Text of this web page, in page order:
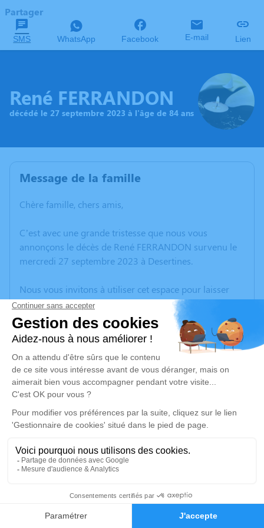
Faire-part Hommages
Partager
SMS WhatsApp Facebook E-mail Lien
René FERRANDON
décédé le 27 septembre 2023 à l'âge de 84 ans
Message de la famille
Chère famille, chers amis,
C’est avec une grande tristesse que nous vous
annonçons le décès de René FERRANDON survenu le
mercredi 27 septembre 2023 à Desertines.
Nous vous invitons à utiliser cet espace pour laisser
vos condoléances, partager des photos souvenirs, une
anecdote ou exprimer vos pensées à travers des
poèmes ou des textes. Cet endroit est un lieu
d'expression dédié à honorer la mémoire de René
FERRANDON.
Un service de plantation d’arbre hommage est
disponible ici.
Je rends hommage
Cérémonie religieuse
Église de Boussac
23600 Boussac